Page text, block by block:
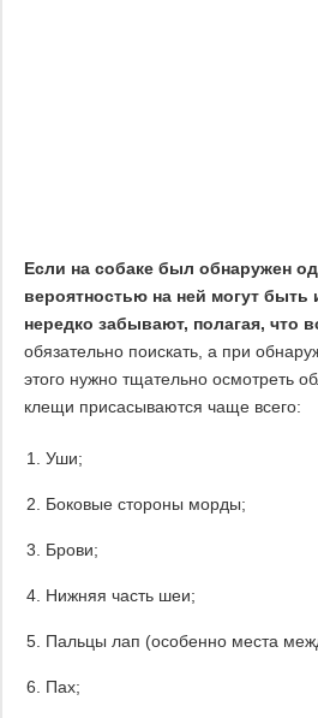
Если на собаке был обнаружен
вероятностью на ней могут быть
нередко забывают, полагая, что
обязательно поискать, а при
этого нужно тщательно осмотреть
клещи присасываются чаще всего:
Уши;
Боковые стороны морды;
Брови;
Нижняя часть шеи;
Пальцы лап (особенно места
Пах;